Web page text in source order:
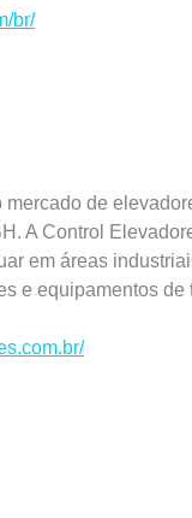
br/
de
A Control
em áreas
e equipamentos de